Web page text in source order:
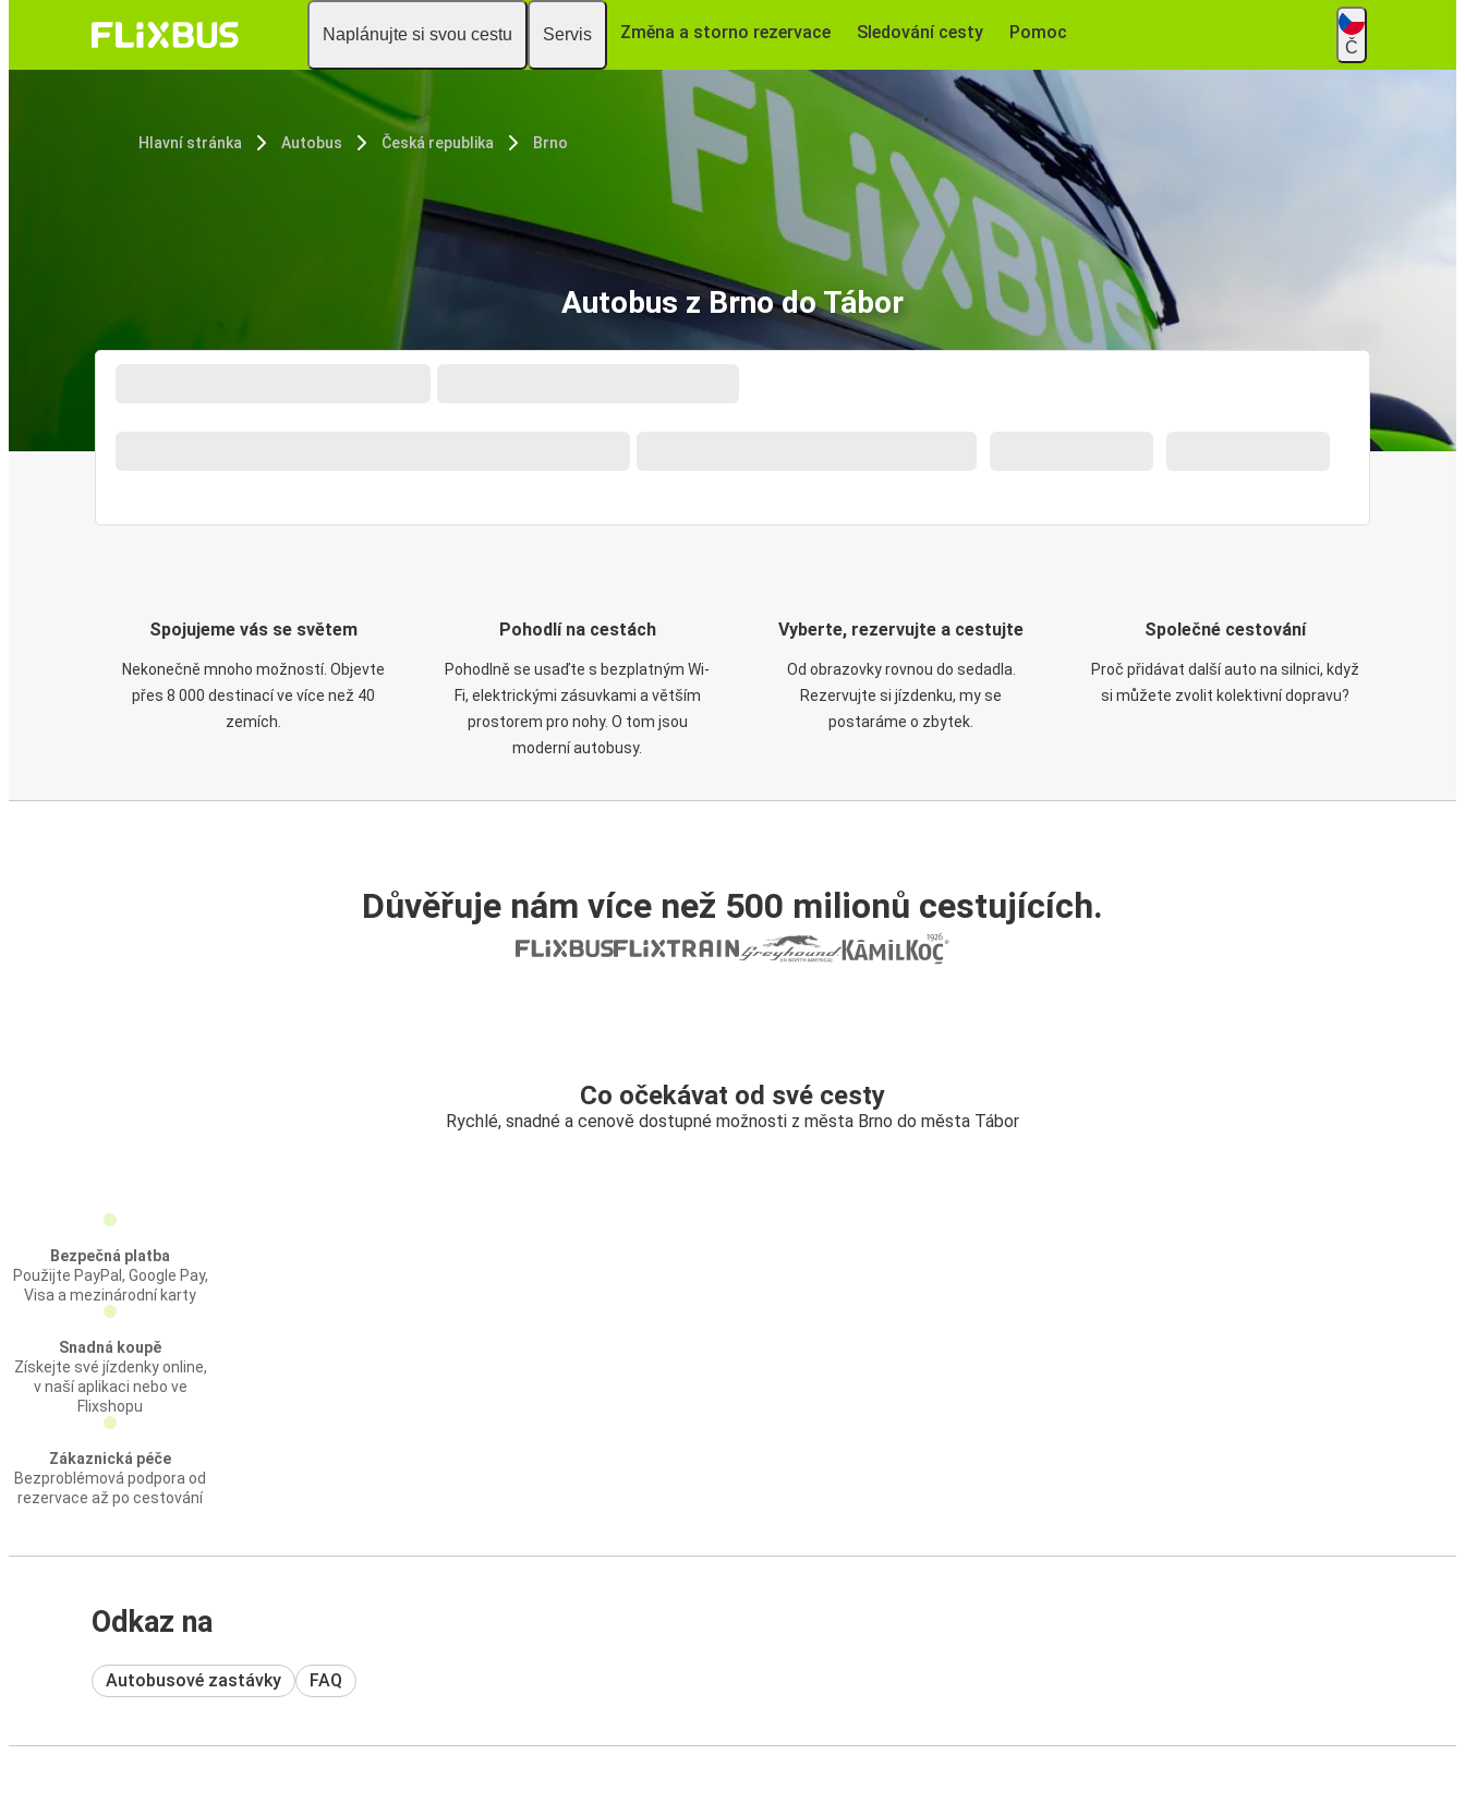
Naplánujte si svou cestu Servis Změna a storno rezervace Sledování cesty Pomoc
Č
Hlavní stránka Autobus Česká republika Brno
Autobus z Brno do Tábor
Spojujeme vás se světem
Nekonečně mnoho možností. Objevte
přes 8 000 destinací ve více než 40
zemích.
Pohodlí na cestách
Pohodlně se usaďte s bezplatným Wi-
Fi, elektrickými zásuvkami a větším
prostorem pro nohy. O tom jsou
moderní autobusy.
Vyberte, rezervujte a cestujte
Od obrazovky rovnou do sedadla.
Rezervujte si jízdenku, my se
postaráme o zbytek.
Společné cestování
Proč přidávat další auto na silnici, když
si můžete zvolit kolektivní dopravu?
Důvěřuje nám více než 500 milionů cestujících.
Co očekávat od své cesty
Rychlé, snadné a cenově dostupné možnosti z města Brno do města Tábor
Bezpečná platba
Použijte PayPal, Google Pay,
Visa a mezinárodní karty
Snadná koupě
Získejte své jízdenky online,
v naší aplikaci nebo ve
Flixshopu
Zákaznická péče
Bezproblémová podpora od
rezervace až po cestování
Odkaz na
Autobusové zastávky FAQ